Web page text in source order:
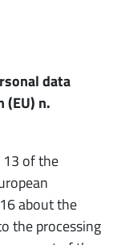
data
(EU) n.
of the
about the
the processing